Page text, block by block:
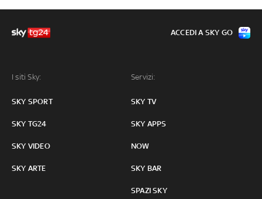
I siti Sky:
SKY SPORT
SKY TG24
SKY VIDEO
SKY ARTE
Servizi:
SKY TV
SKY APPS
NOW
SKY BAR
SPAZI SKY
ACCEDI A SKY GO